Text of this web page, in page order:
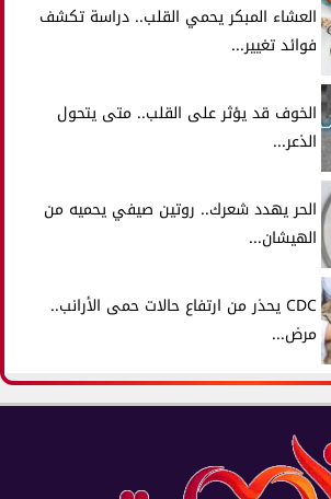
العشاء المبكر يحمي القلب.. دراسة تكشف
فوائد تغيير...
الخوف قد يؤثر على القلب.. متى يتحول
الذعر...
الحر يهدد شعرك.. روتين صيفي يحميه من
الهيشان...
CDC يحذر من ارتفاع حالات حمى الأرانب..
مرض...